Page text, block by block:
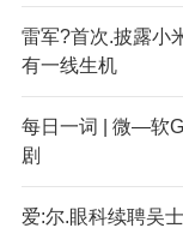
雷军?首次.披露小
有一线生机
每日一词 | 微—软
剧
爱:尔.眼科续聘吴